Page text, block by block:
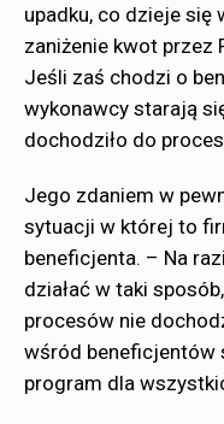
upadku, co dzieje się
zaniżenie kwot przez
Jeśli zaś chodzi o
wykonawcy starają
dochodziło do
Jego zdaniem w
sytuacji w której to
beneficjenta. – Na
działać w taki
procesów nie
wśród beneficjentów
program dla